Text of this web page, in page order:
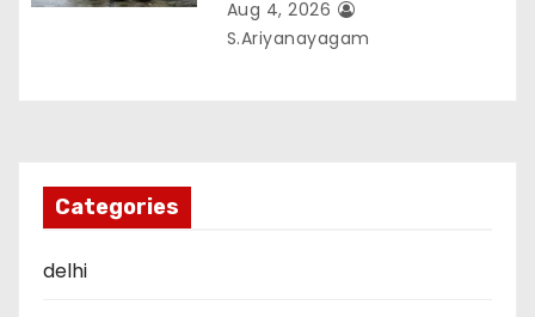
Aug 4, 2026
S.Ariyanayagam
Categories
delhi